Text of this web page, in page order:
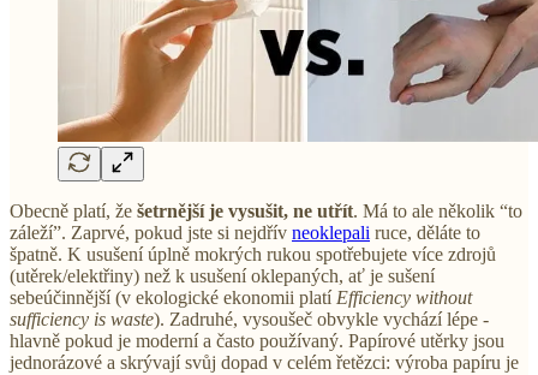
Obecně platí, že šetrnější je vysušit, ne utřít. Má to ale několik “to
záleží”. Zaprvé, pokud jste si nejdřív neoklepali ruce, děláte to
špatně. K usušení úplně mokrých rukou spotřebujete více zdrojů
(utěrek/elektřiny) než k usušení oklepaných, ať je sušení
sebeúčinnější (v ekologické ekonomii platí Efficiency without
sufficiency is waste). Zadruhé, vysoušeč obvykle vychází lépe -
hlavně pokud je moderní a často používaný. Papírové utěrky jsou
jednorázové a skrývají svůj dopad v celém řetězci: výroba papíru je